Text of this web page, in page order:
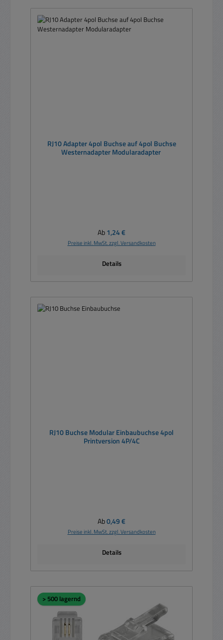
RJ10 Adapter 4pol Buchse auf 4pol Buchse
Westernadapter Modularadapter
Regulärer Preis:
Ab1,24 €
Preise inkl. MwSt. zzgl. Versandkosten
Details
RJ10 Buchse Modular Einbaubuchse 4pol
Printversion 4P/4C
Regulärer Preis:
Ab0,49 €
Preise inkl. MwSt. zzgl. Versandkosten
Details
> 500 lagernd